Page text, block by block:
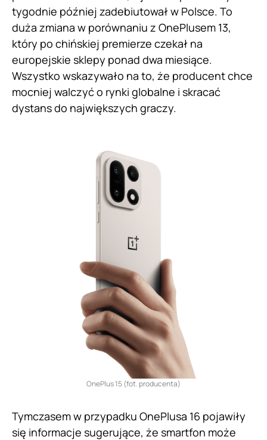
tygodnie później zadebiutował w Polsce. To
duża zmiana w porównaniu z OnePlusem 13,
który po chińskiej premierze czekał na
europejskie sklepy ponad dwa miesiące.
Wszystko wskazywało na to, że producent chce
mocniej walczyć o rynki globalne i skracać
dystans do największych graczy.
OnePlus 15 (fot. producenta)
Tymczasem w przypadku OnePlusa 16 pojawiły
się informacje sugerujące, że smartfon może